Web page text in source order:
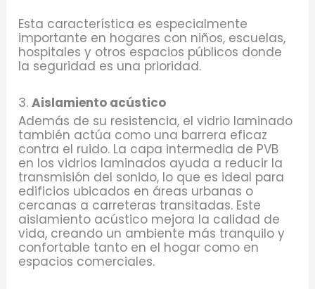
Esta característica es especialmente
importante en hogares con niños, escuelas,
hospitales y otros espacios públicos donde
la seguridad es una prioridad.
3.Aislamiento acústico
Además de su resistencia, el vidrio laminado
también actúa como una barrera eficaz
contra el ruido. La capa intermedia de PVB
en los vidrios laminados ayuda a reducir la
transmisión del sonido, lo que es ideal para
edificios ubicados en áreas urbanas o
cercanas a carreteras transitadas. Este
aislamiento acústico mejora la calidad de
vida, creando un ambiente más tranquilo y
confortable tanto en el hogar como en
espacios comerciales.